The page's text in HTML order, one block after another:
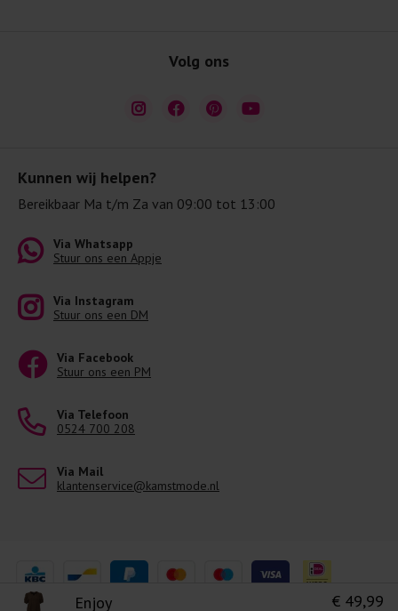
Enjoy € 49,99
Kunnen wij helpen?
Bereikbaar Ma t/m Za van 09:00 tot 13:00
Via Whatsapp
Stuur ons een Appje
Via Instagram
Stuur ons een DM
Via Facebook
Stuur ons een PM
Via Telefoon
0524 700 208
Via Mail
klantenservice@kamstmode.nl
Volg ons